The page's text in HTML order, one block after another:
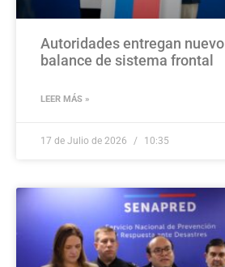
Autoridades entregan nuevo
balance de sistema frontal
LEER MÁS »
17 de Julio de 2026 10:35